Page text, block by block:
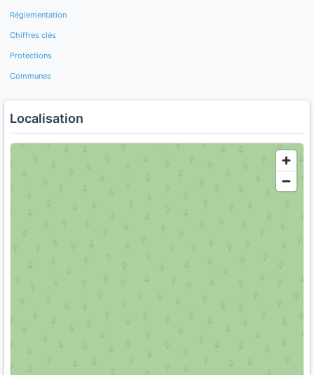
Réglementation
Chiffres clés
Protections
Communes
Localisation